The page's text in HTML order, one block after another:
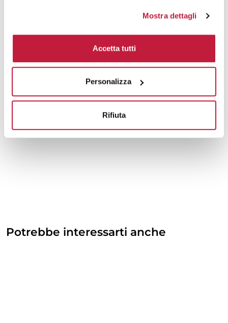
Mostra dettagli
Accetta tutti
Personalizza
Rifiuta
Potrebbe interessarti anche